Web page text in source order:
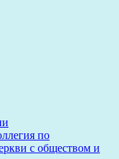
по
с обществом и